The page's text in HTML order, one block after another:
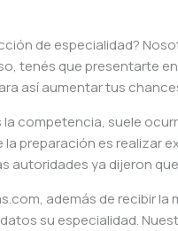
de especialidad?
tenés que presentarte
así aumentar tus
competencia, suele
la preparación es realizar
autoridades ya dijeron
además de recibir
su especialidad.